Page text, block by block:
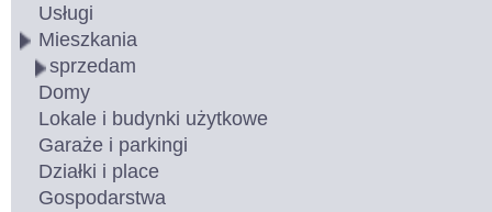
Usługi
Mieszkania
sprzedam
Domy
Lokale i budynki użytkowe
Garaże i parkingi
Działki i place
Gospodarstwa